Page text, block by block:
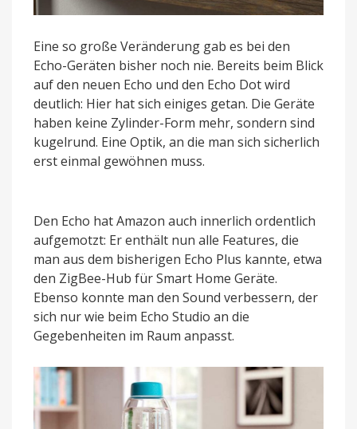
Eine so große Veränderung gab es bei den
Echo-Geräten bisher noch nie. Bereits beim Blick
auf den neuen Echo und den Echo Dot wird
deutlich: Hier hat sich einiges getan. Die Geräte
haben keine Zylinder-Form mehr, sondern sind
kugelrund. Eine Optik, an die man sich sicherlich
erst einmal gewöhnen muss.
Den Echo hat Amazon auch innerlich ordentlich
aufgemotzt: Er enthält nun alle Features, die
man aus dem bisherigen Echo Plus kannte, etwa
den ZigBee-Hub für Smart Home Geräte.
Ebenso konnte man den Sound verbessern, der
sich nur wie beim Echo Studio an die
Gegebenheiten im Raum anpasst.